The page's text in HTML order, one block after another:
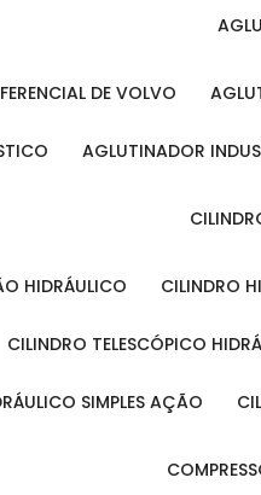
DE VOLVO
AGLUTINADOR
HIDRÁULICO CILINDRO
CILINDRO TELESCÓPICO
SIMPLES AÇÃO